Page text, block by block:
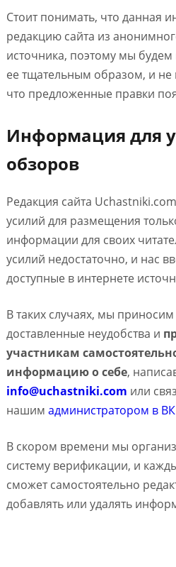
Стоит понимать, что данная
редакцию сайта из
источника, поэтому мы
ее тщательным образом, и
что предложенные правки
Информация для
обзоров
Редакция сайта
усилий для размещения
информации для своих
усилий недостаточно, и нас
доступные в интернете
В таких случаях, мы
доставленные неудобства и
участникам
информацию о себе,
info@uchastniki.com или
нашим администратором в ВК
В скором времени мы
систему верификации, и
сможет самостоятельно
добавлять или удалять